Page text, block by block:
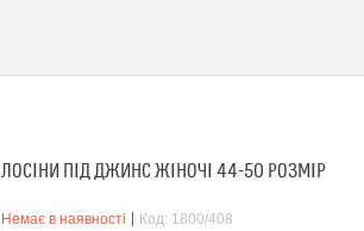
ЛОСІНИ ПІД ДЖИНС ЖІНОЧІ 44-50 РОЗМІР
Немає в наявності Код: 1800/408